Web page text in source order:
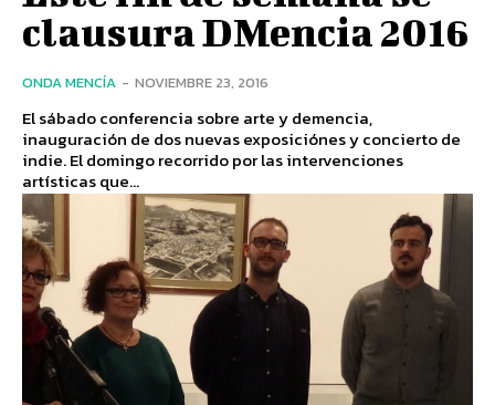
clausura DMencia 2016
ONDA MENCÍA - NOVIEMBRE 23, 2016
El sábado conferencia sobre arte y demencia,
inauguración de dos nuevas exposiciónes y concierto de
indie. El domingo recorrido por las intervenciones
artísticas que...